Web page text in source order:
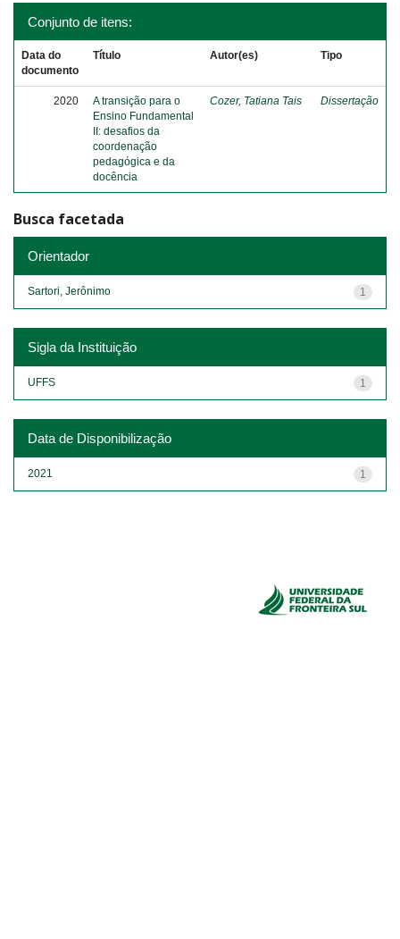
Conjunto de itens:
Data do
documento
Título Autor(es) Tipo
2020
A transição para o
Ensino Fundamental
II: desafios da
coordenação
pedagógica e da
docência
Cozer, Tatiana Tais Dissertação
Busca facetada
Orientador
1
Sartori, Jerônimo
Sigla da Instituição
1
UFFS
Data de Disponibilização
1
2021